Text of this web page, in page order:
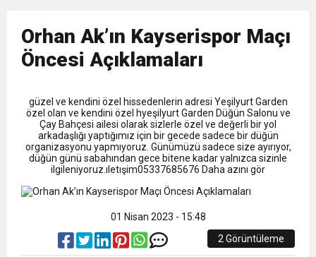
18:59 Trabzonspor Mitongo Transferini KAP’a Bildirdi
KAP’a Bildirdi
Orhan Ak’ın Kayserispor Maçı
Öncesi Açıklamaları
güzel ve kendini özel hissedenlerin adresi Yeşilyurt Garden
özel olan ve kendini özel hyeşilyurt Garden Düğün Salonu ve
Çay Bahçesi ailesi olarak sizlerle özel ve değerli bir yol
arkadaşlığı yaptığımız için bir gecede sadece bir düğün
organizasyonu yapmıyoruz. Günümüzü sadece size ayırıyor,
düğün günü sabahından gece bitene kadar yalnızca sizinle
ilgileniyoruz.ıletışim05337685676 Daha azını gör
01 Nisan 2023 - 15:48
2 Görüntüleme